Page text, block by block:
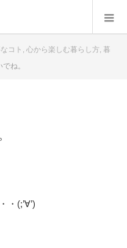
コト , 心から楽しむ暮らし方, 暮
ね。
・(;’∀’)